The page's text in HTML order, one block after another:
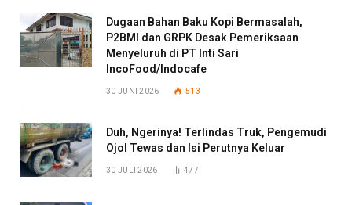
Dugaan Bahan Baku Kopi Bermasalah,
P2BMI dan GRPK Desak Pemeriksaan
Menyeluruh di PT Inti Sari
IncoFood/Indocafe
30 JUNI 2026 513
Duh, Ngerinya! Terlindas Truk, Pengemudi
Ojol Tewas dan Isi Perutnya Keluar
30 JULI 2026 477